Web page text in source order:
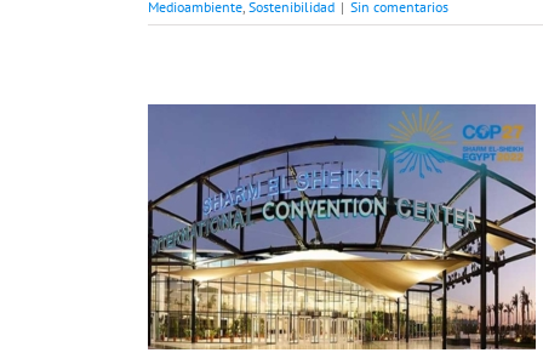
Medioambiente, Sostenibilidad | Sin comentarios